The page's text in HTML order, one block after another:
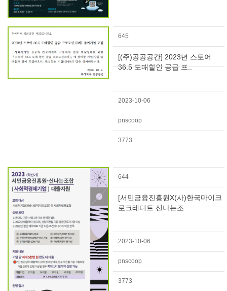
645
[(주)공공공간] 2023년 스토어
36.5 도매할인 공급 프..
2023-10-06
pnscoop
3773
644
[서민금융진흥원X(사)한국마이크
로크레디트 신나는조..
2023-10-06
pnscoop
3773